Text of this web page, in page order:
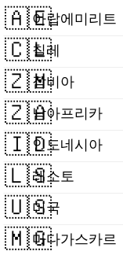
🇦🇪아랍에미리트
🇨🇱
칠레
🇿🇲잠비아
🇿🇦남아프리카
🇮🇩인도네시아
🇱🇸레소토
🇺🇸
미국
🇲🇬마다가스카르